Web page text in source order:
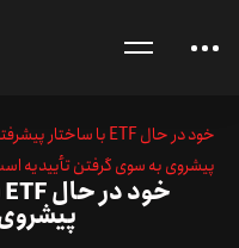
پیشروی به سوی گرفتن تأییدیه